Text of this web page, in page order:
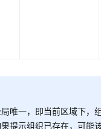
唯一，即当前区域下，
提示组织已存在，可能